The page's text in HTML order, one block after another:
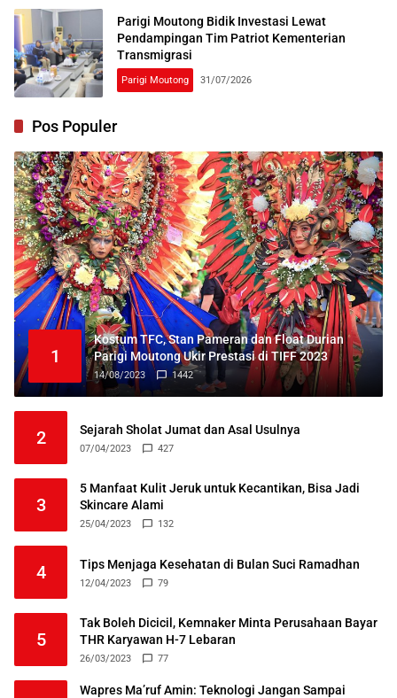
Parigi Moutong Bidik Investasi Lewat
Pendampingan Tim Patriot Kementerian
Transmigrasi
Parigi Moutong 31/07/2026
Pos Populer
1
Kostum TFC, Stan Pameran dan Float Durian
Parigi Moutong Ukir Prestasi di TIFF 2023
14/08/2023 1442
2 Sejarah Sholat Jumat dan Asal Usulnya
07/04/2023 427
3
5 Manfaat Kulit Jeruk untuk Kecantikan, Bisa Jadi
Skincare Alami
25/04/2023 132
4 Tips Menjaga Kesehatan di Bulan Suci Ramadhan
12/04/2023 79
5
Tak Boleh Dicicil, Kemnaker Minta Perusahaan Bayar
THR Karyawan H-7 Lebaran
26/03/2023 77
Wapres Ma’ruf Amin: Teknologi Jangan Sampai